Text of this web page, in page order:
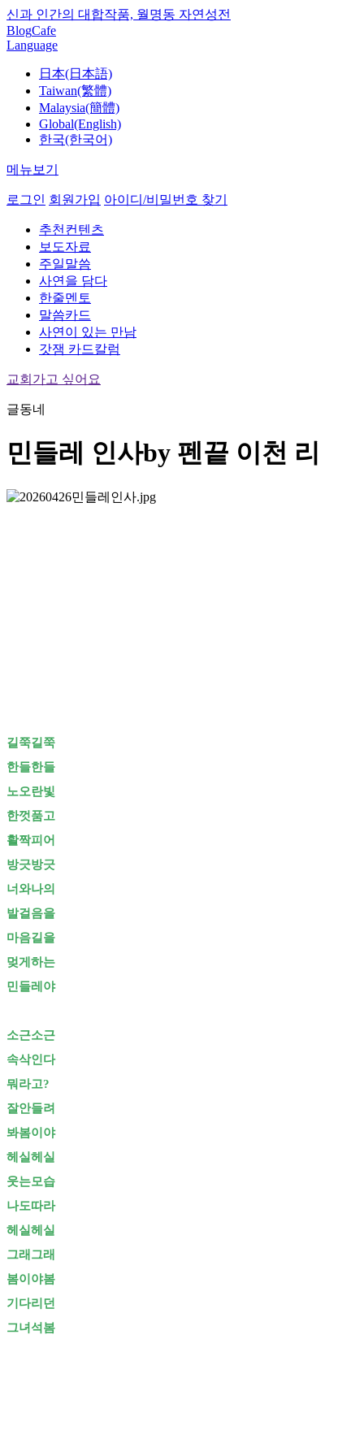
신과 인간의 대합작품, 월명동 자연성전
BlogCafe
Language
日本(日本語)
Taiwan(繁體)
Malaysia(簡體)
Global(English)
한국(한국어)
메뉴보기
로그인 회원가입 아이디/비밀번호 찾기
추천컨텐츠
보도자료
주일말씀
사연을 담다
한줄멘토
말씀카드
사연이 있는 만남
갓잼 카드칼럼
교회가고 싶어요
글동네
민들레 인사by 펜끝 이천 리
길쭉길쭉
한들한들
노오란빛
한껏품고
활짝피어
방긋방긋
너와나의
발걸음을
마음길을
멎게하는
민들레야
소근소근
속삭인다
뭐라고?
잘안들려
봐봄이야
헤실헤실
웃는모습
나도따라
헤실헤실
그래그래
봄이야봄
기다리던
그녀석봄